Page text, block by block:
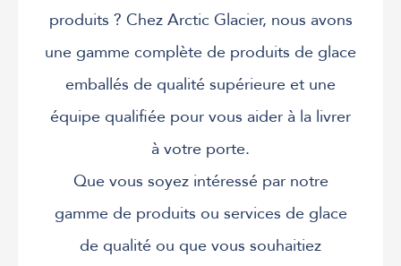
produits ? Chez Arctic Glacier, nous avons
une gamme complète de produits de glace
emballés de qualité supérieure et une
équipe qualifiée pour vous aider à la livrer
à votre porte.
Que vous soyez intéressé par notre
gamme de produits ou services de glace
de qualité ou que vous souhaitiez